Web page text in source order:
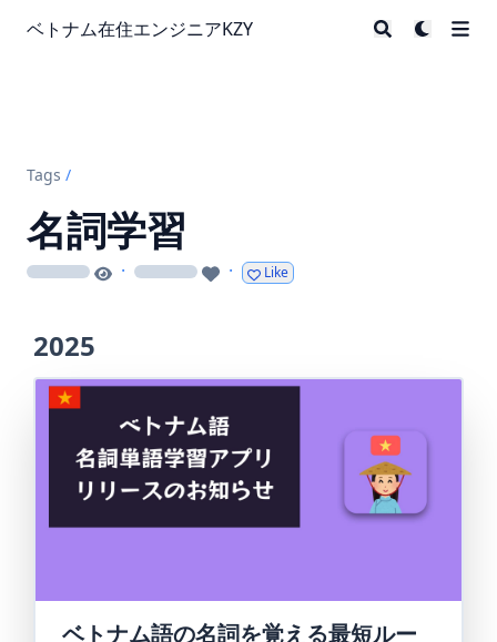
ベトナム在住エンジニアKZY
Tags /
名詞学習
loading · loading · Like
2025
ベトナム語の名詞を覚える最短ルー